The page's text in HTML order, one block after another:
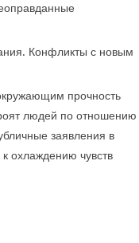
Конфликты с новым
прочность
людей по отношению
заявления в
охлаждению чувств